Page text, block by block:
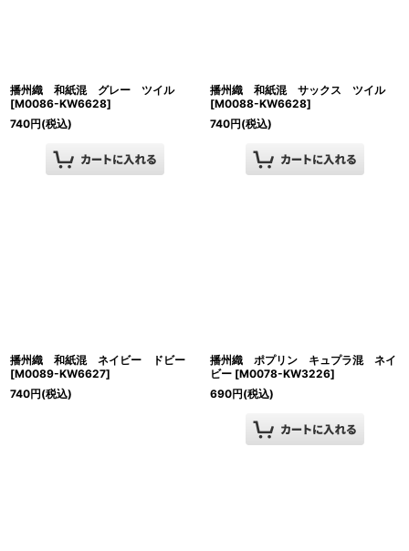
播州織 和紙混 グレー ツイル
[M0086-KW6628]
740円(税込)
播州織 和紙混 サックス ツイル
[M0088-KW6628]
740円(税込)
播州織 和紙混 ネイビー ドビー
[M0089-KW6627]
740円(税込)
播州織 ポプリン キュプラ混 ネイ
ビー [M0078-KW3226]
690円(税込)